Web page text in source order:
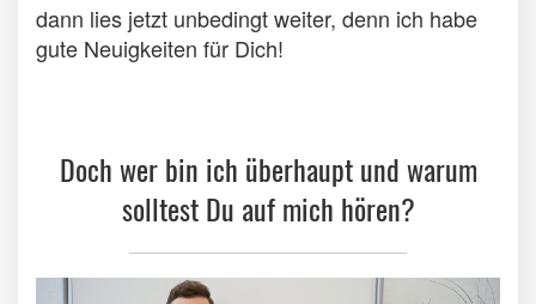
dann lies jetzt unbedingt weiter, denn ich habe
gute Neuigkeiten für Dich!
Doch wer bin ich überhaupt und warum
solltest Du auf mich hören?